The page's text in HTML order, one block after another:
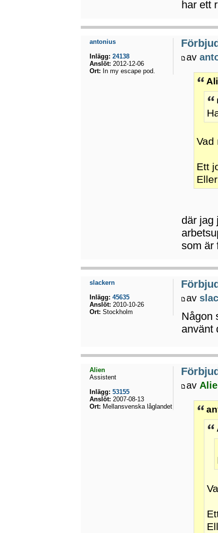
har ett
av
Vad
Ett
där jag
som är
antonius
Inlägg: 24138
Anslöt: 2012-12-06
Ort: In my escape pod.
av
Någon
använt
slackern
Inlägg: 45635
Anslöt: 2010-10-26
Ort: Stockholm
av
Alien
Assistent
Inlägg: 53155
Anslöt: 2007-08-13
Ort: Mellansvenska låglandet